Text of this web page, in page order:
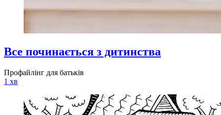
Все починається з дитинства
Профайлінг для батьків
1 хв